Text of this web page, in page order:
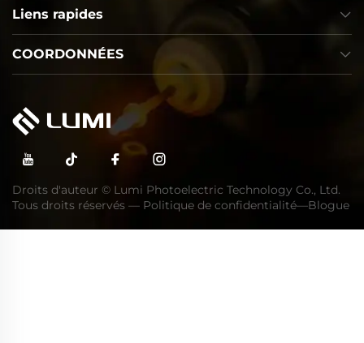
Liens rapides
COORDONNÉES
Droits d'auteur © Lumi Photoelectric Technology Co., Ltd.
Tous droits réservés — Politique de confidentialité—Blogue